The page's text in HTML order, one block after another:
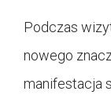
Podczas
nowego
manifestacja